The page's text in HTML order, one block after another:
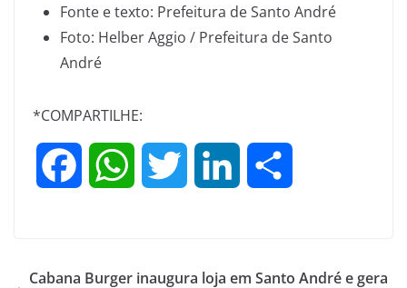
Fonte e texto: Prefeitura de Santo André
Foto: Helber Aggio / Prefeitura de Santo
André
*COMPARTILHE:
Cabana Burger inaugura loja em Santo André e gera